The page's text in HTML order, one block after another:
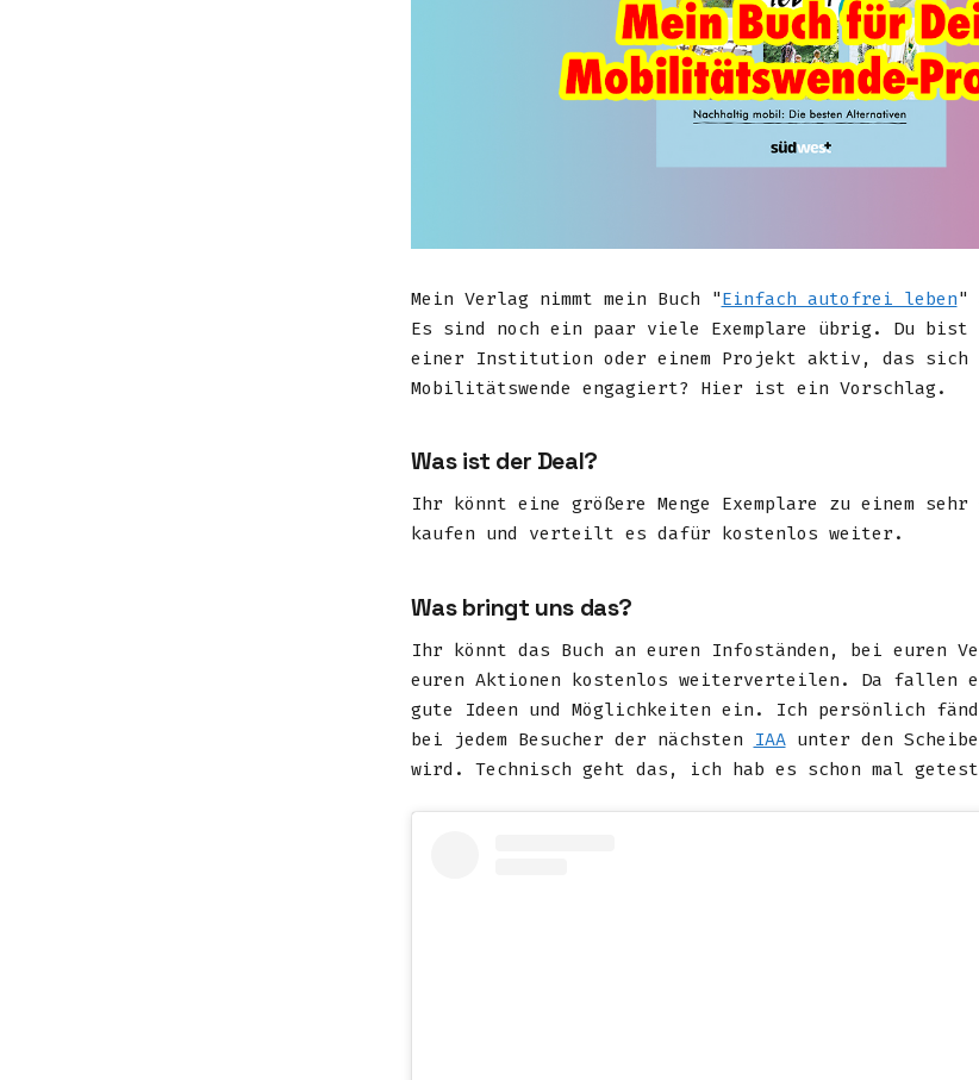
Mein Verlag nimmt mein Buch "Einfach autofrei leben"
Es sind noch ein paar viele Exemplare übrig. Du bist
einer Institution oder einem Projekt aktiv, das sich
Mobilitätswende engagiert? Hier ist ein Vorschlag.
Was ist der Deal?
Ihr könnt eine größere Menge Exemplare zu einem
kaufen und verteilt es dafür kostenlos weiter.
Was bringt uns das?
Ihr könnt das Buch an euren Infoständen, bei euren
euren Aktionen kostenlos weiterverteilen. Da fallen
gute Ideen und Möglichkeiten ein. Ich persönlich
bei jedem Besucher der nächsten
IAAunter den
wird. Technisch geht das, ich hab es schon mal